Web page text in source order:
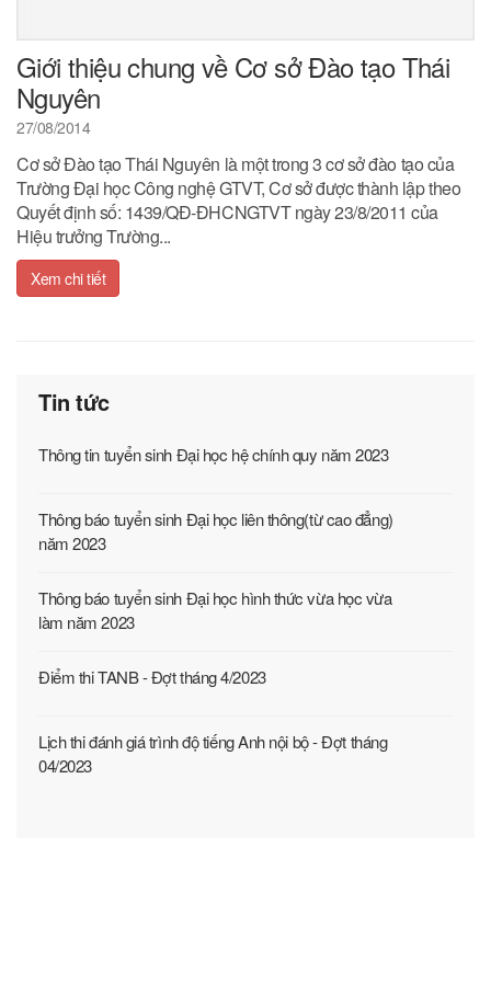
Giới thiệu chung về Cơ sở Đào tạo Thái
Nguyên
27/08/2014
Cơ sở Đào tạo Thái Nguyên là một trong 3 cơ sở đào tạo của
Trường Đại học Công nghệ GTVT, Cơ sở được thành lập theo
Quyết định số: 1439/QĐ-ĐHCNGTVT ngày 23/8/2011 của
Hiệu trưởng Trường...
Xem chi tiết
Tin tức
Thông tin tuyển sinh Đại học hệ chính quy năm 2023
Thông báo tuyển sinh Đại học liên thông(từ cao đẳng)
năm 2023
Thông báo tuyển sinh Đại học hình thức vừa học vừa
làm năm 2023
Điểm thi TANB - Đợt tháng 4/2023
Lịch thi đánh giá trình độ tiếng Anh nội bộ - Đợt tháng
04/2023